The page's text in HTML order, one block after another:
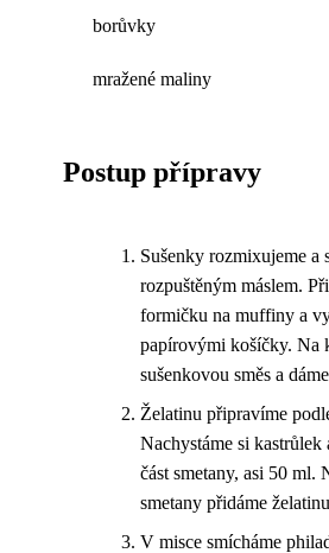
borůvky
mražené maliny
Postup přípravy
Sušenky rozmixujeme a
rozpuštěným máslem.
formičku na muffiny a
papírovými košíčky. Na
sušenkovou směs a
Želatinu připravíme
Nachystáme si kastrůlek
část smetany, asi 50 ml.
smetany přidáme
V misce smícháme